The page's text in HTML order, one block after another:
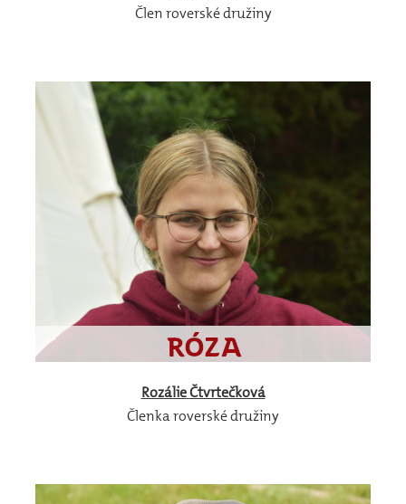
Člen roverské družiny
RozálieČtvrtečková
Členka roverské družiny